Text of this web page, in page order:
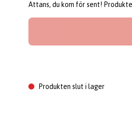
Attans, du kom för sent!
Produkten slut i lager